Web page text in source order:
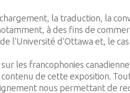
la traduction, la
à des fins de
l’Université d’Ottawa et, le
les francophonies
de cette exposition.
nous permettant de